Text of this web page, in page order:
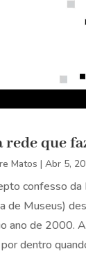
rede que
Matos | Abr 5,
confesso da
de Museus)
ano de 2000.
dentro